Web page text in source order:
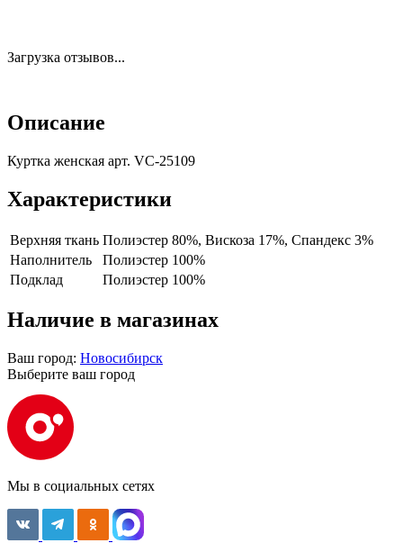
Загрузка отзывов...
Описание
Куртка женская арт. VC-25109
Характеристики
Верхняя ткань Полиэстер 80%, Вискоза 17%, Спандекс 3%
Наполнитель
Полиэстер 100%
Подклад
Полиэстер 100%
Наличие в магазинах
Ваш город: Новосибирск
Выберите ваш город
Мы в социальных сетях